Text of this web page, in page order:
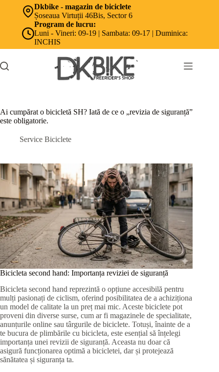
Dkbike - magazin de biciclete
Șoseaua Virtuții 46Bis, Sector 6
Program de lucru:
Luni - Vineri: 09-19 | Sambata: 09-17 | Duminica:
INCHIS
Ai cumpărat o bicicletă SH? Iată de ce o „revizia de siguranță”
este obligatorie.
Service Biciclete
Bicicleta second hand: Importanța reviziei de siguranță
Bicicleta second hand reprezintă o opțiune accesibilă pentru
mulți pasionați de ciclism, oferind posibilitatea de a achiziționa
un model de calitate la un preț mai mic. Aceste biciclete pot
proveni din diverse surse, cum ar fi magazinele de specialitate,
anunțurile online sau târgurile de biciclete. Totuși, înainte de a
te bucura de plimbările cu bicicleta, este esențial să înțelegi
importanța unei revizii de siguranță. Aceasta nu doar că
asigură funcționarea optimă a bicicletei, dar și protejează
sănătatea și siguranța ta.